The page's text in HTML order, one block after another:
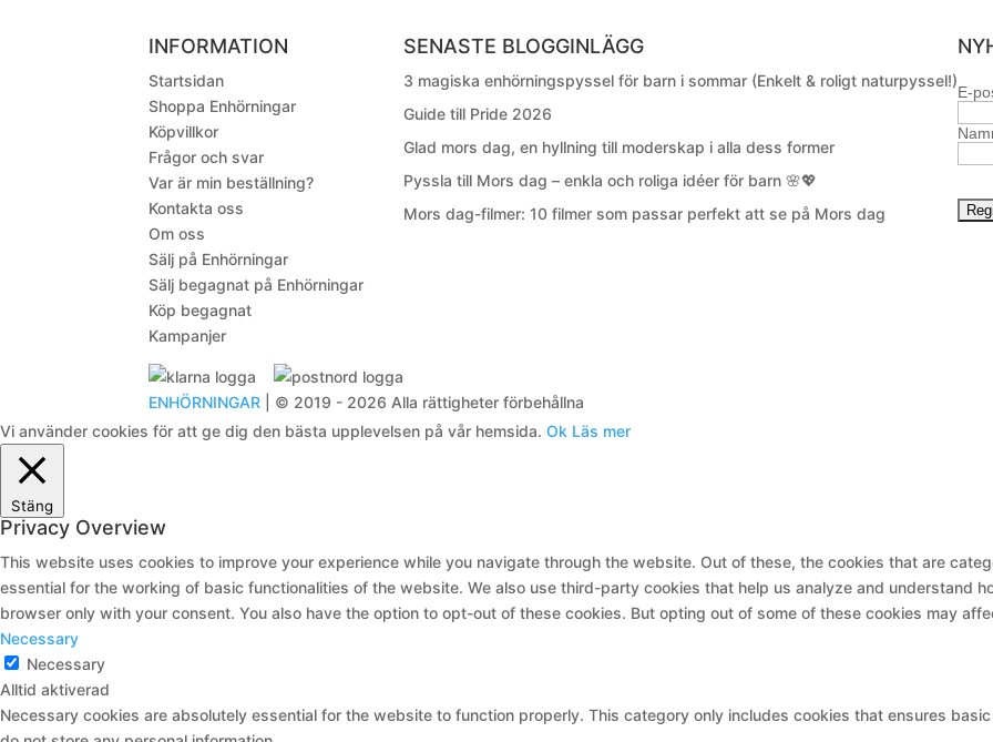
INFORMATION
Startsidan
Shoppa Enhörningar
Köpvillkor
Frågor och svar
Var är min beställning?
Kontakta oss
Om oss
Sälj på Enhörningar
Sälj begagnat på Enhörningar
Köp begagnat
Kampanjer
SENASTE BLOGGINLÄGG
3 magiska enhörningspyssel för barn i sommar (Enkelt & roligt naturpyssel!)
Guide till Pride 2026
Glad mors dag, en hyllning till moderskap i alla dess former
Pyssla till Mors dag – enkla och roliga idéer för barn 🌸💖
Mors dag-filmer: 10 filmer som passar perfekt att se på Mors dag
E-
ENHÖRNINGAR | © 2019 - 2026 Alla rättigheter förbehållna
Vi använder cookies för att ge dig den bästa upplevelsen på vår hemsida. Ok Läs mer
Stäng
Privacy Overview
This website uses cookies to improve your experience while you navigate through the website. Out of these, the cookies that are
essential for the working of basic functionalities of the website. We also use third-party cookies that help us analyze and understand
browser only with your consent. You also have the option to opt-out of these cookies. But opting out of some of these cookies may
Necessary
Necessary
Alltid aktiverad
Necessary cookies are absolutely essential for the website to function properly. This category only includes cookies that ensures